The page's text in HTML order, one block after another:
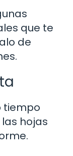
que te
de
tiempo
hojas